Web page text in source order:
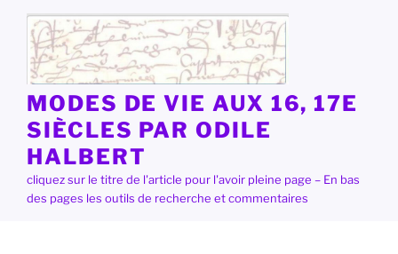
contenu
principal
MODES DE VIE AUX 16, 17E
SIÈCLES PAR ODILE
HALBERT
cliquez sur le titre de l'article pour l'avoir pleine page – En bas
des pages les outils de recherche et commentaires